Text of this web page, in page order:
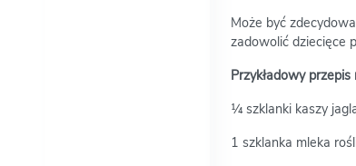
Może być
zadowolić dziecięce
Przykładowy
¼ szklanki kaszy
1 szklanka mleka